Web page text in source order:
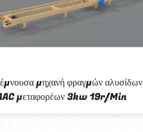
μηχανή φραγμών αλυσίδων
μεταφορέων 3kw 19r/Min